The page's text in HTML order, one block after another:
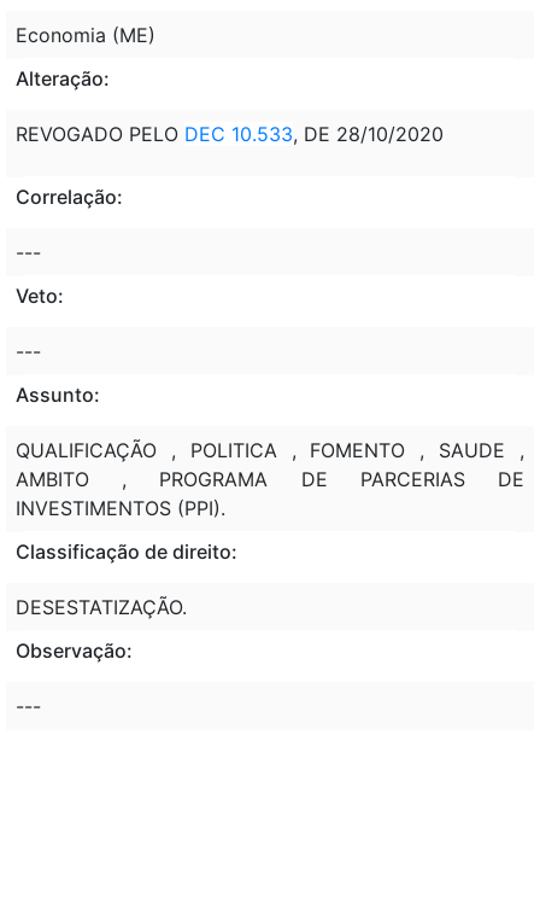
Economia (ME)
Alteração:
REVOGADO PELO DEC 10.533, DE 28/10/2020
Correlação:
---
Veto:
---
Assunto:
QUALIFICAÇÃO , POLITICA , FOMENTO , SAUDE ,
AMBITO , PROGRAMA DE PARCERIAS DE
INVESTIMENTOS (PPI).
Classificação de direito:
DESESTATIZAÇÃO.
Observação:
---